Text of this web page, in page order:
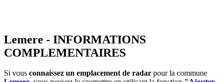
Lemere - INFORMATIONS
COMPLEMENTAIRES
Si vous connaissez un emplacement de radar pour la commune